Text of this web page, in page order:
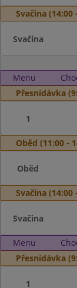
Svačina (14:00
Svačina
Menu
Přesnídávka
1
Oběd (11:00 -
Oběd
Svačina (14:00
Svačina
Menu
Přesnídávka
1